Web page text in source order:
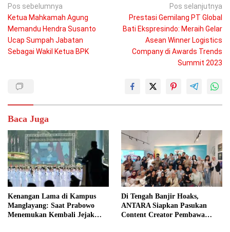
Navigasi
pos
Pos sebelumnya
Ketua Mahkamah Agung
Memandu Hendra Susanto
Ucap Sumpah Jabatan
Sebagai Wakil Ketua BPK
Pos selanjutnya
Prestasi Gemilang PT Global
Bati Ekspresindo: Meraih Gelar
Asean Winner Logistics
Company di Awards Trends
Summit 2023
Baca Juga
Kenangan Lama di Kampus
Manglayang: Saat Prabowo
Menemukan Kembali Jejak
Di Tengah Banjir Hoaks,
ANTARA Siapkan Pasukan
Content Creator Pembawa